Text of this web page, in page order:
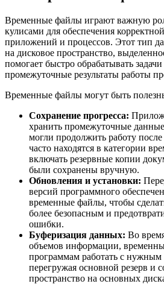
Временные файлы играют важную
кулисами для обеспечения
приложений и процессов. Этот тип
на дисковое пространство,
помогает быстро обрабатывать
промежуточные результаты работы
Временные файлы могут быть
Сохранение прогресса:
хранить промежуточные
могли продолжить работу
часто находятся в категории
включать резервные копии
были сохранены вручную.
Обновления и установки:
версий программного
временные файлы, чтобы
более безопасным и
ошибки.
Буферизация данных: Во
объемов информации,
программам работать с
перегружая основной резерв и
пространство на основных